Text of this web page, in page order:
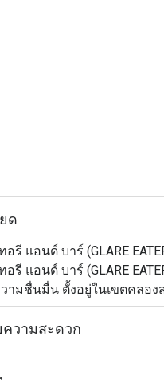
ด
อรี แอนด์ บาร์ (GLARE
อรี แอนด์ บาร์ (GLARE
ามชื่นมื่น ตั้งอยู่ในเขตคลอง
สมัยและมีสไตล์ รวมถึงบร
กความชอบ ทำให้ที่นี่เป็นตัว
พลาดของ GLARE EATERY &
ความสะดวก